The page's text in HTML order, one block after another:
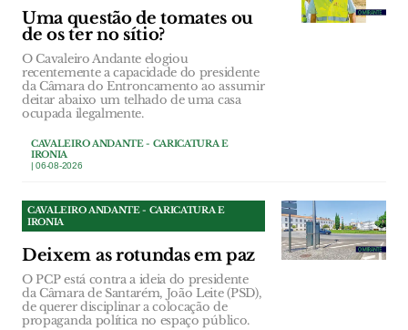
Uma questão de tomates ou
de os ter no sítio?
O Cavaleiro Andante elogiou
recentemente a capacidade do presidente
da Câmara do Entroncamento ao assumir
deitar abaixo um telhado de uma casa
ocupada ilegalmente.
CAVALEIRO ANDANTE - CARICATURA E
IRONIA
| 06-08-2026
CAVALEIRO ANDANTE - CARICATURA E
IRONIA
Deixem as rotundas em paz
O PCP está contra a ideia do presidente
da Câmara de Santarém, João Leite (PSD),
de querer disciplinar a colocação de
propaganda política no espaço público.